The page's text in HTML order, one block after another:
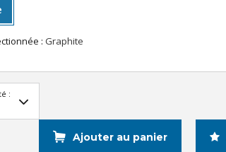
:Graphite
:
Ajouter au panier